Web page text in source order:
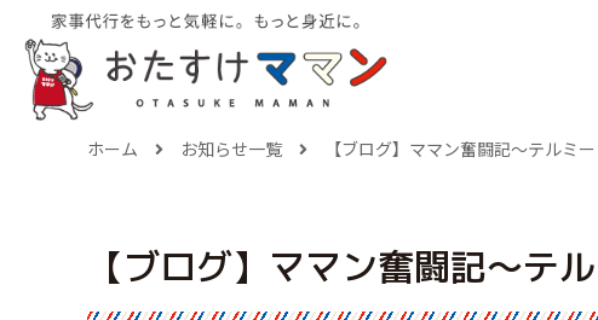
ホーム お知らせ一覧 【ブログ】ママン奮闘記〜テルミ
【ブログ】ママン奮闘記〜テ